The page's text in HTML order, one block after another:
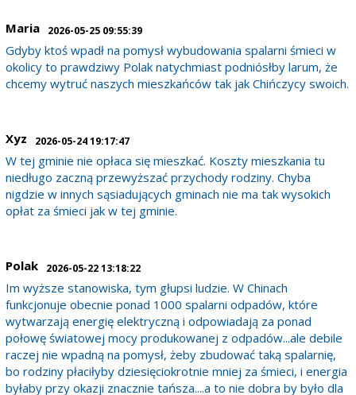
Maria 2026-05-25 09:55:39
Gdyby ktoś wpadł na pomysł wybudowania spalarni śmieci w
okolicy to prawdziwy Polak natychmiast podniósłby larum, że
chcemy wytruć naszych mieszkańców tak jak Chińczycy swoich.
Xyz 2026-05-24 19:17:47
W tej gminie nie opłaca się mieszkać. Koszty mieszkania tu
niedługo zaczną przewyższać przychody rodziny. Chyba
nigdzie w innych sąsiadujących gminach nie ma tak wysokich
opłat za śmieci jak w tej gminie.
Polak 2026-05-22 13:18:22
Im wyższe stanowiska, tym głupsi ludzie. W Chinach
funkcjonuje obecnie ponad 1000 spalarni odpadów, które
wytwarzają energię elektryczną i odpowiadają za ponad
połowę światowej mocy produkowanej z odpadów...ale debile
raczej nie wpadną na pomysł, żeby zbudować taką spalarnię,
bo rodziny płaciłyby dziesięciokrotnie mniej za śmieci, i energia
byłaby przy okazji znacznie tańsza....a to nie dobra by było dla